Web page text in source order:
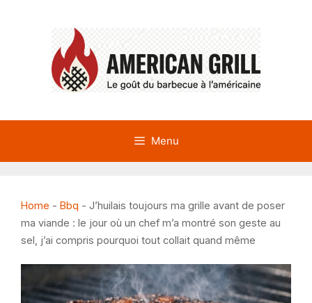
Menu
Home - Bbq - J’huilais toujours ma grille avant de poser
ma viande : le jour où un chef m’a montré son geste au
sel, j’ai compris pourquoi tout collait quand même